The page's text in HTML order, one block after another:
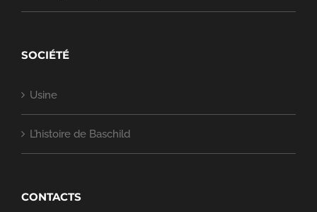
SOCIÉTÉ
Usine
L’histoire de Baschild
CONTACTS